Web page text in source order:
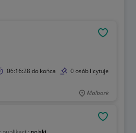
06:16:28 do końca 0 osób licytuje
Malbork